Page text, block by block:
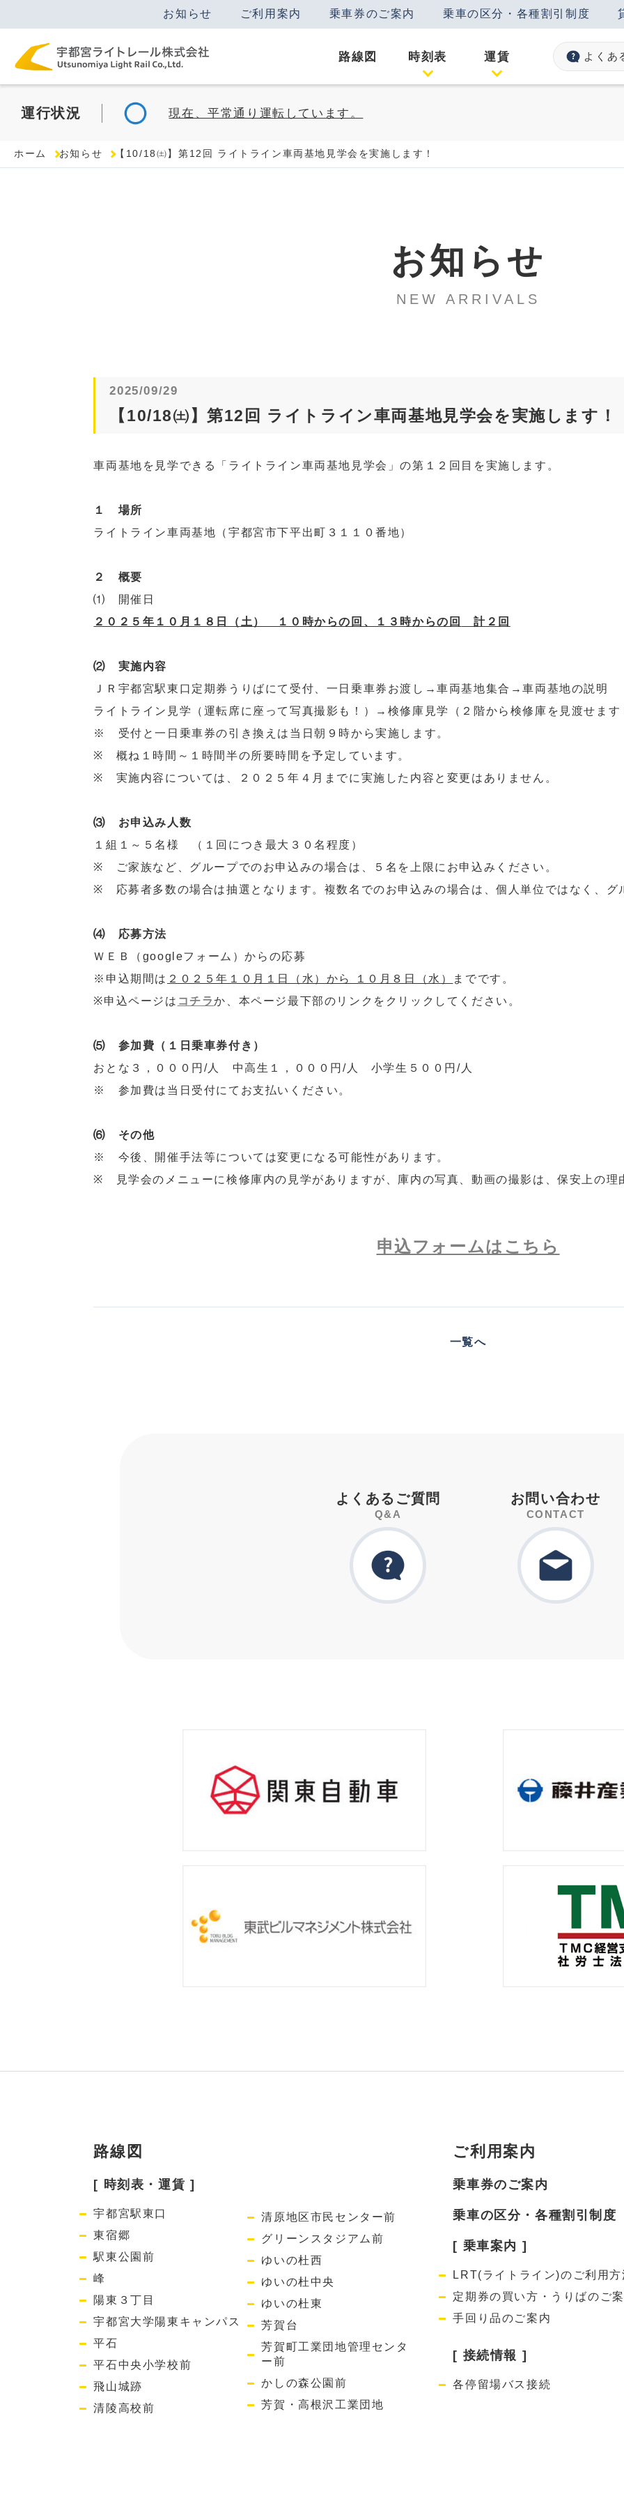
お知らせ ご利用案内 乗車券のご案内 乗車の区分・各種割引制度
路線図 時刻表 運賃 よくあ
運行状況 現在、平常通り運転しています。
ホーム お知らせ 【10/18㈯】第12回 ライトライン車両基地見学会を実施します！
お知らせ
NEW ARRIVALS
2025/09/29
【10/18㈯】第12回 ライトライン車両基地見学会を実施します！
車両基地を見学できる「ライトライン車両基地見学会」の第１２回目を実施します。
１ 場所
ライトライン車両基地（宇都宮市下平出町３１１０番地）
２ 概要
⑴ 開催日
２０２５年１０月１８日（土） １０時からの回、１３時からの回
計２回
⑵ 実施内容
ＪＲ宇都宮駅東口定期券うりばにて受付、一日乗車券お渡し→車両基地集合→車両基地の説明
ライトライン見学（運転席に座って写真撮影も！）→検修庫見学（２階から検修庫を見渡せます
※ 受付と一日乗車券の引き換えは当日朝９時から実施します。
※ 概ね１時間～１時間半の所要時間を予定しています。
※ 実施内容については、２０２５年４月までに実施した内容と変更はありません。
⑶ お申込み人数
１組１～５名様 （１回につき最大３０名程度）
※ ご家族など、グループでのお申込みの場合は、５名を上限にお申込みください。
※ 応募者多数の場合は抽選となります。複数名でのお申込みの場合は、個人単位ではなく、グ
⑷ 応募方法
ＷＥＢ（googleフォーム）からの応募
※申込期間は ２０２５年１０月１日（水）から １０月８日（水）
までです。
※申込ページは コチラか、本ページ最下部のリンクをクリックしてください。
⑸ 参加費（１日乗車券付き）
おとな３，０００円/人 中高生１，０００円/人 小学生５００円/人
※ 参加費は当日受付にてお支払いください。
⑹ その他
※ 今後、開催手法等については変更になる可能性があります。
※ 見学会のメニューに検修庫内の見学がありますが、庫内の写真、動画の撮影は、保安上の理
申込フォームはこちら
一覧へ
よくあるご質問
Q&A
お問い合わせ
CONTACT
路線図
[ 時刻表・運賃 ]
宇都宮駅東口
東宿郷
駅東公園前
峰
陽東３丁目
宇都宮大学陽東キャンパス
平石
平石中央小学校前
飛山城跡
清陵高校前
清原地区市民センター前
グリーンスタジアム前
ゆいの杜西
ゆいの杜中央
ゆいの杜東
芳賀台
芳賀町工業団地管理センタ
ー前
かしの森公園前
芳賀・高根沢工業団地
ご利用案内
乗車券のご案内
乗車の区分・各種割引制度
[ 乗車案内 ]
LRT(ライトライン)のご利用方
定期券の買い方・うりばのご
手回り品のご案内
[ 接続情報 ]
各停留場バス接続